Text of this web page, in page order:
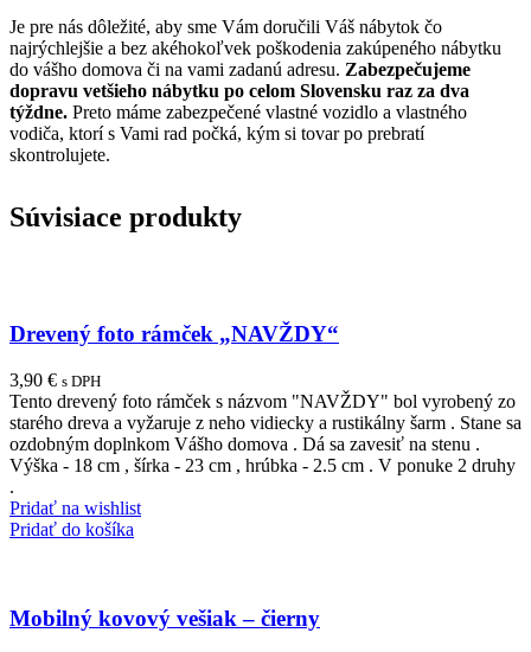
Je pre nás dôležité, aby sme Vám doručili Váš nábytok čo
najrýchlejšie a bez akéhokoľvek poškodenia zakúpeného nábytku
do vášho domova či na vami zadanú adresu. Zabezpečujeme
dopravu vetšieho nábytku po celom Slovensku raz za dva
týždne. Preto máme zabezpečené vlastné vozidlo a vlastného
vodiča, ktorí s Vami rad počká, kým si tovar po prebratí
skontrolujete.
Súvisiace produkty
Drevený foto rámček „NAVŽDY“
3,90 € s DPH
Tento drevený foto rámček s názvom "NAVŽDY" bol vyrobený zo
starého dreva a vyžaruje z neho vidiecky a rustikálny šarm . Stane sa
ozdobným doplnkom Vášho domova . Dá sa zavesiť na stenu .
Výška - 18 cm , šírka - 23 cm , hrúbka - 2.5 cm . V ponuke 2 druhy
.
Pridať na wishlist
Pridať do košíka
Mobilný kovový vešiak – čierny